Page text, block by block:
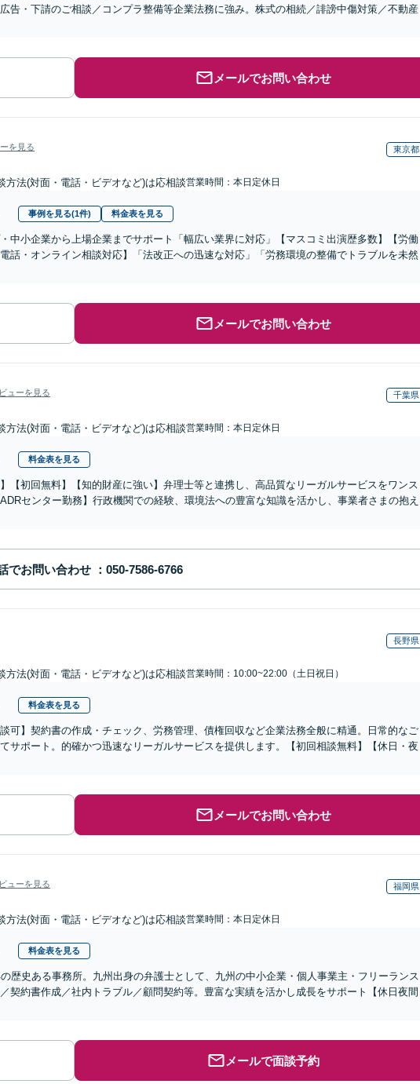
告・下請のご相談／コンプラ整備等企業法務に強み。株式の相続／誹謗中傷対策／不動産
メールでお問い合わせ
を見る 東京都
方法(対面・電話・ビデオなど)は応相談営業時間：本日定休日
事例を見る(1件) 料金表を見る
中小企業から上場企業までサポート「幅広い業界に対応」【マスコミ出演歴多数】【労働
話・オンライン相談対応】「法改正への迅速な対応」「労務環境の整備でトラブルを未然
メールでお問い合わせ
ューを見る 千葉県
方法(対面・電話・ビデオなど)は応相談営業時間：本日定休日
料金表を見る
【初回無料】【知的財産に強い】弁理士等と連携し、高品質なリーガルサービスをワンス
センター勤務】行政機関での経験、環境法への豊富な知識を活かし、事業者さまの抱え
でお問い合わせ
長野県
方法(対面・電話・ビデオなど)は応相談営業時間：10:00~22:00（土日祝日）
料金表を見る
可】契約書の作成・チェック、労務管理、債権回収など企業法務全般に精通。日常的なご
サポート。的確かつ迅速なリーガルサービスを提供します。【初回相談無料】【休日・夜
メールでお問い合わせ
ューを見る 福岡県
方法(対面・電話・ビデオなど)は応相談営業時間：本日定休日
料金表を見る
の歴史ある事務所。九州出身の弁護士として、九州の中小企業・個人事業主・フリーランス
契約書作成／社内トラブル／顧問契約等。豊富な実績を活かし成長をサポート【休日夜間
メールで面談予約